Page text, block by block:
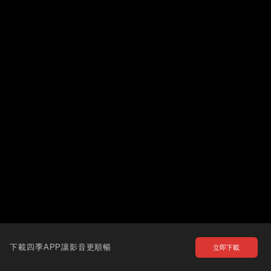
下載四季APP讓影音更順暢 立即下載